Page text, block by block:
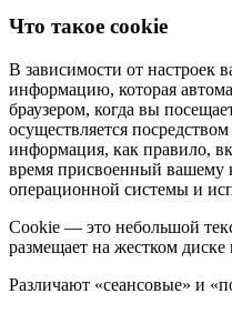
Что такое cookie
В зависимости от настроек
информацию, которая
браузером, когда вы
осуществляется
информация, как правило,
время присвоенный вашему
операционной системы и
Cookie — это небольшой
размещает на жестком
Различают «сеансовые» и